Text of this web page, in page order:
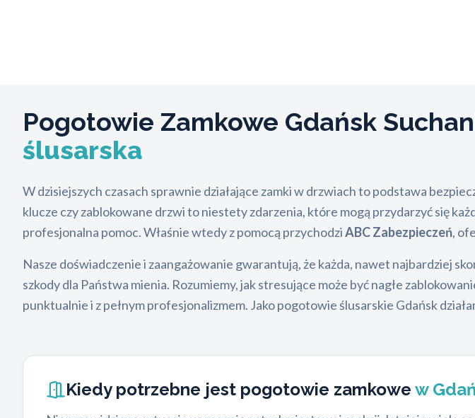
Pogotowie Zamkowe Gdańsk
ślusarska
W dzisiejszych czasach sprawnie działające zamki w drzwiach to podstawa
klucze czy zablokowane drzwi to niestety zdarzenia, które mogą przydarzyć się
profesjonalna pomoc. Właśnie wtedy z pomocą przychodziABC Zabezpieczeń,
Nasze doświadczenie i zaangażowanie gwarantują, że każda, nawet najbardziej
szkody dla Państwa mienia. Rozumiemy, jak stresujące może być nagłe
punktualnie i z pełnym profesjonalizmem. Jako pogotowie ślusarskie Gdańsk
Kiedy potrzebne jest pogotowie zamkowe w